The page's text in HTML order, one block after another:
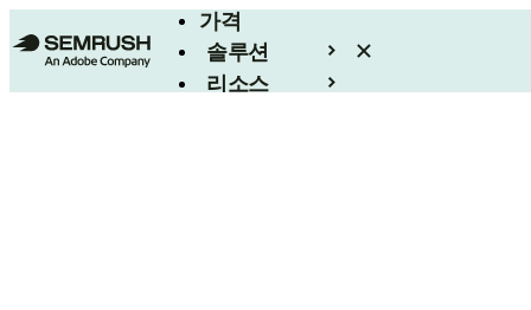
가격
솔루션
리소스